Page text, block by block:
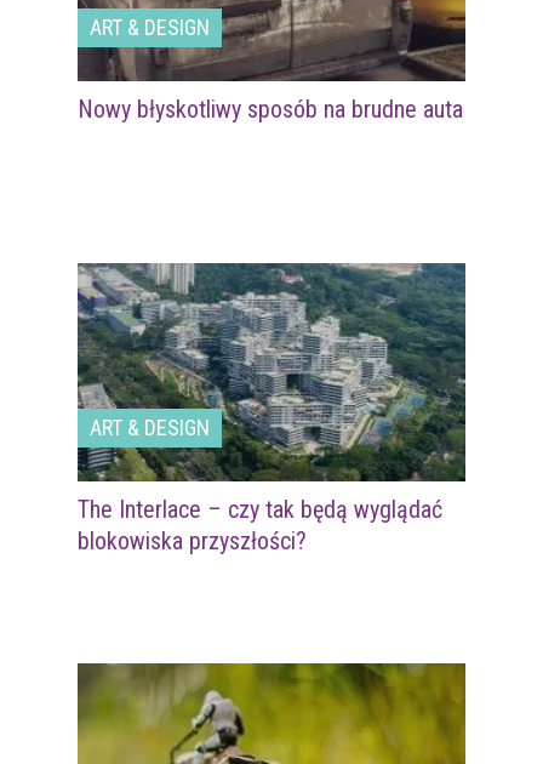
ART & DESIGN
Nowy błyskotliwy sposób na brudne auta
ART & DESIGN
The Interlace – czy tak będą wyglądać
blokowiska przyszłości?